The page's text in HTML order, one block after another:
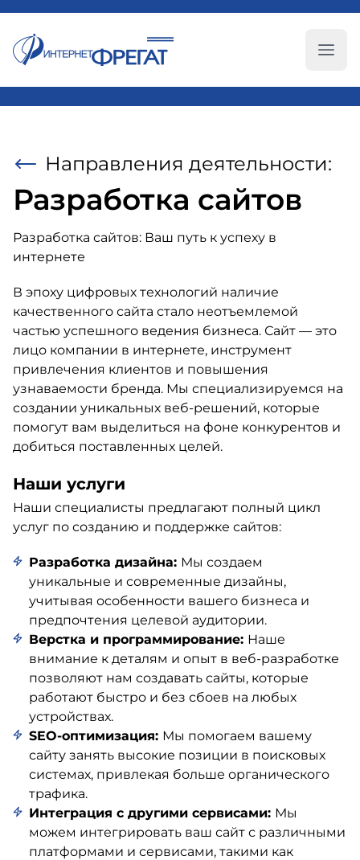
Направления деятельности:
Разработка сайтов
Разработка сайтов: Ваш путь к успеху в
интернете
В эпоху цифровых технологий наличие
качественного сайта стало неотъемлемой
частью успешного ведения бизнеса. Сайт — это
лицо компании в интернете, инструмент
привлечения клиентов и повышения
узнаваемости бренда. Мы специализируемся на
создании уникальных веб-решений, которые
помогут вам выделиться на фоне конкурентов и
добиться поставленных целей.
Наши услуги
Наши специалисты предлагают полный цикл
услуг по созданию и поддержке сайтов:
Разработка дизайна: Мы создаем
уникальные и современные дизайны,
учитывая особенности вашего бизнеса и
предпочтения целевой аудитории.
Верстка и программирование: Наше
внимание к деталям и опыт в веб-разработке
позволяют нам создавать сайты, которые
работают быстро и без сбоев на любых
устройствах.
SEO-оптимизация: Мы помогаем вашему
сайту занять высокие позиции в поисковых
системах, привлекая больше органического
трафика.
Интеграция с другими сервисами: Мы
можем интегрировать ваш сайт с различными
платформами и сервисами, такими как